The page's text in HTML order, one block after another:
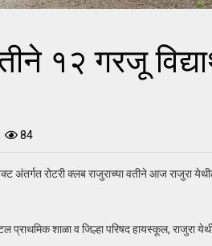
१२ गरजू
84
अंतर्गत रोटरी क्लब राजुराच्या वतीने आज राजुरा
प्राथमिक शाळा व जिल्हा परिषद हायस्कूल, राजुरा